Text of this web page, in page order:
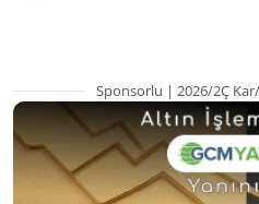
Sponsorlu | 2026/2Ç